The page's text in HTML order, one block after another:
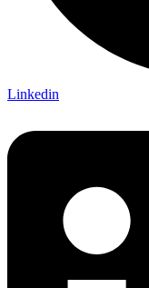
Linkedin